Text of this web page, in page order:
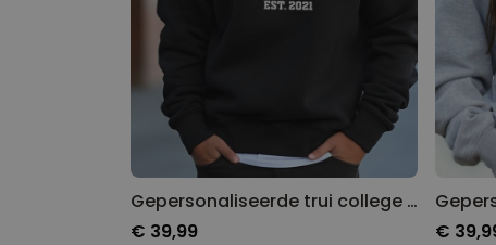
Gepersonaliseerde trui college style
€ 39,99
€